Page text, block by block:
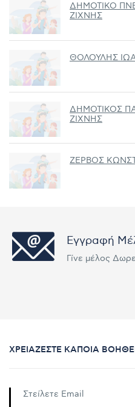
ΔΗΜΟΤΙΚΟ
ΖΙΧΝΗΣ
ΘΟΛΟΥΛΗΣ
ΔΗΜΟΤΙΚΟΣ
ΖΙΧΝΗΣ
ΖΕΡΒΟΣ
Εγγραφή
Γίνε μέλος
ΧΡΕΙΆΖΕΣΤΕ ΚΆΠΟΙΑ
Στείλετε Email